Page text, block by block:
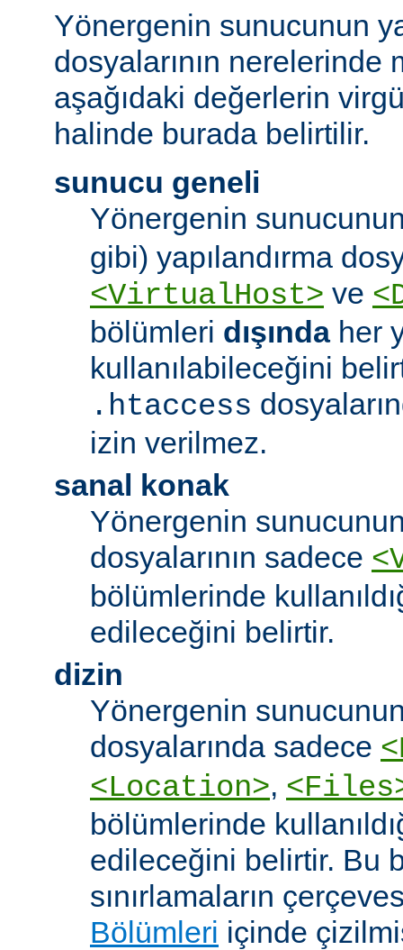
Yönergenin sunucunun
dosyalarının
aşağıdaki değerlerin
halinde burada belirtilir.
sunucu geneli
Yönergenin
gibi) yapılandırma
<VirtualHost> ve
bölümleri dışındaher
kullanılabileceğini
.htaccess
izin verilmez.
sanal konak
Yönergenin
dosyalarının sadece
bölümlerinde
edileceğini belirtir.
dizin
Yönergenin
dosyalarında sadece
<Location>,
bölümlerinde
edileceğini belirtir. Bu
sınırlamaların
Bölümleri içinde